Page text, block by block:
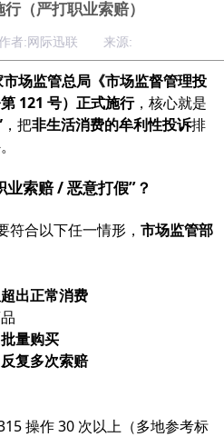
（严打职业索赔）
者:网际迅联 来源:
场监管总局《市场监督管理投
121 号）正式施行，核心就是
，把非生活消费的牟利性投诉排
索赔 / 恶意打假”？
符合以下任一情形， 市场监管部
出正常消费
批量购买
反复多次索赔
操作 30 次以上（多地参考标